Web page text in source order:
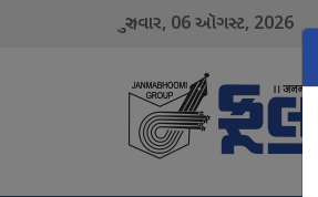
ગુરુવાર, 06ઑગસ્ટ, 2026